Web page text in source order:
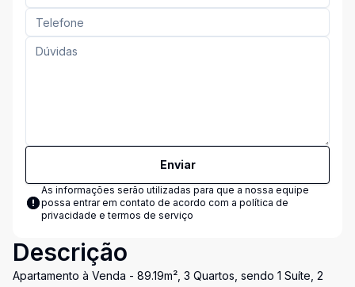
Enviar
As informações serão utilizadas para que a nossa equipe
possa entrar em contato de acordo com a política de
privacidade e termos de serviço
Descrição
Apartamento à Venda - 89.19m², 3 Quartos, sendo 1 Suíte, 2